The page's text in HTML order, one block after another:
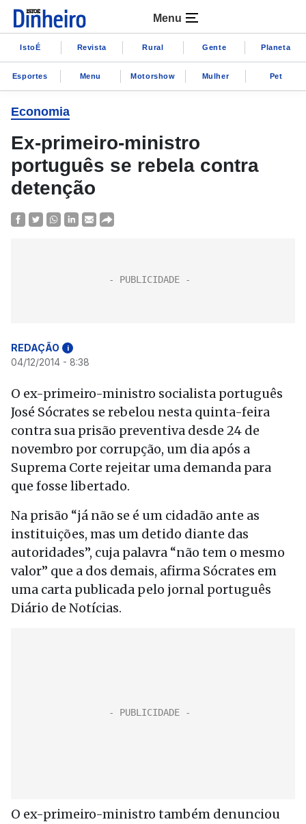
Menu
IstoÉ Revista Rural Gente Planeta
Esportes Menu Motorshow Mulher Pet
Economia
Ex-primeiro-ministro
português se rebela contra
detenção
REDAÇÃO i
04/12/2014 - 8:38
O ex-primeiro-ministro socialista português
José Sócrates se rebelou nesta quinta-feira
contra sua prisão preventiva desde 24 de
novembro por corrupção, um dia após a
Suprema Corte rejeitar uma demanda para
que fosse libertado.
Na prisão “já não se é um cidadão ante as
instituições, mas um detido diante das
autoridades”, cuja palavra “não tem o mesmo
valor” que a dos demais, afirma Sócrates em
uma carta publicada pelo jornal português
Diário de Notícias.
O ex-primeiro-ministro também denunciou